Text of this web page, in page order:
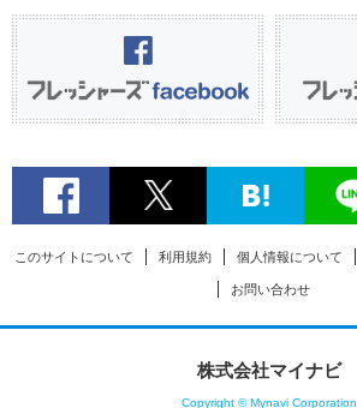
このサイトについて 利用規約 個人情報について
お問い合わせ
株式会社マイナビ
Copyright © Mynavi Corporation